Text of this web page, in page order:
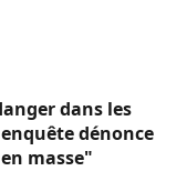
dans les
dénonce
masse"